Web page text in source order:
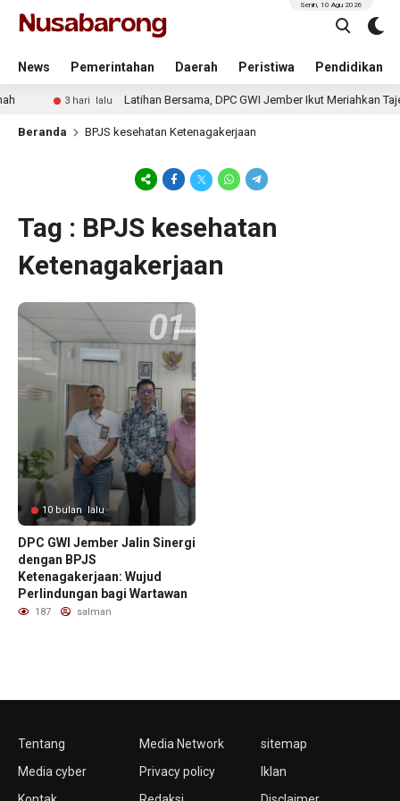
News Pemerintahan Daerah Peristiwa Pendidikan
Senin, 10 Agu 2026
3 hari lalu Latihan Bersama, DPC GWI Jember Ikut Meriahkan
Beranda BPJS kesehatan Ketenagakerjaan
Tag : BPJS kesehatan
Ketenagakerjaan
10 bulan lalu
DPC GWI Jember Jalin Sinergi
dengan BPJS
Ketenagakerjaan: Wujud
Perlindungan bagi Wartawan
187 salman
Tentang
Media cyber
Media Network
Privacy policy
sitemap
Iklan